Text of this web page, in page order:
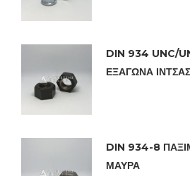
DIN 934 UNC/
ΕΞΑΓΩΝΑ ΙΝΤΣΑΣ
DIN 934-8
ΜΑΥΡΑ